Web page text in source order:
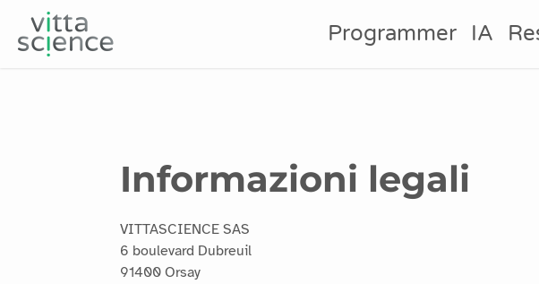
Programmer IA
Informazioni legali
VITTASCIENCE SAS
6 boulevard Dubreuil
91400 Orsay